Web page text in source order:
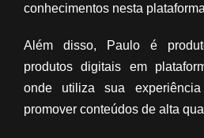
conhecimentos nesta
Além disso, Paulo é
produtos digitais em
onde utiliza sua
promover conteúdos de alta